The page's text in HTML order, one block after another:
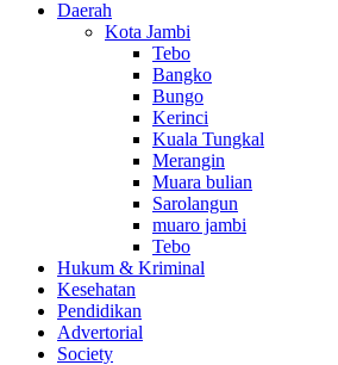
Daerah
Kota Jambi
Tebo
Bangko
Bungo
Kerinci
Kuala Tungkal
Merangin
Muara bulian
Sarolangun
muaro jambi
Tebo
Hukum & Kriminal
Kesehatan
Pendidikan
Advertorial
Society